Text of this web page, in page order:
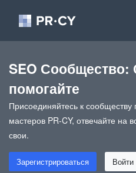
SEO
помогайте
Присоединяйтесь к
мастеров PR-CY, отвечайте на
свои.
Зарегистрироваться Войти